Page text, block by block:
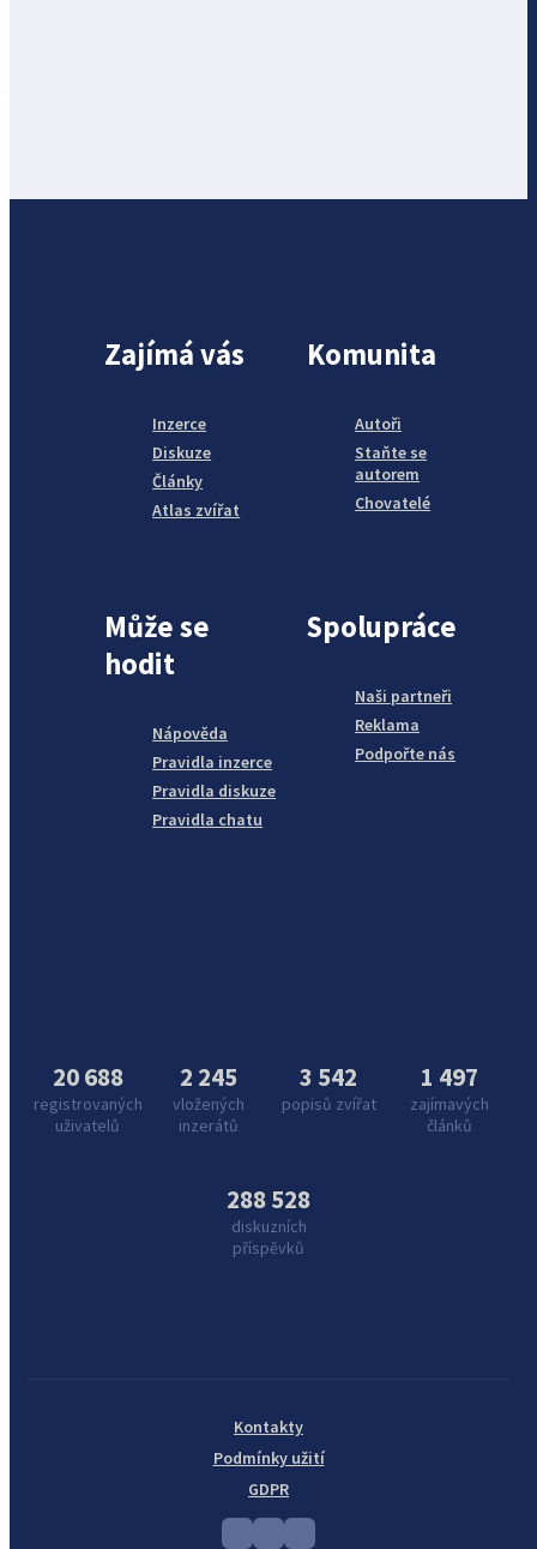
Zajímá vás
Inzerce
Diskuze
Články
Atlas zvířat
Komunita
Autoři
Staňte se
autorem
Chovatelé
Může se
hodit
Nápověda
Pravidla inzerce
Pravidla diskuze
Pravidla chatu
Spolupráce
Naši partneři
Reklama
Podpořte nás
20 688
registrovaných
uživatelů
2 245
vložených
inzerátů
3 542
popisů zvířat
1 497
zajímavých
článků
288 528
diskuzních
příspěvků
Kontakty
Podmínky užití
GDPR